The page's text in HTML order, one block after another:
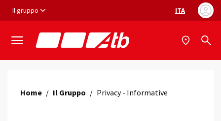
Vai ai contenuti
Vai al footer
Il gruppo Selezione
ITA
Home / Il Gruppo / Privacy - Informative